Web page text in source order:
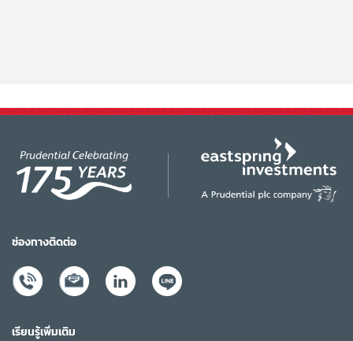
ช่องทางติดต่อ
เรียนรู้เพิ่มเติม